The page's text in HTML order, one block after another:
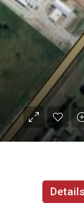
Details